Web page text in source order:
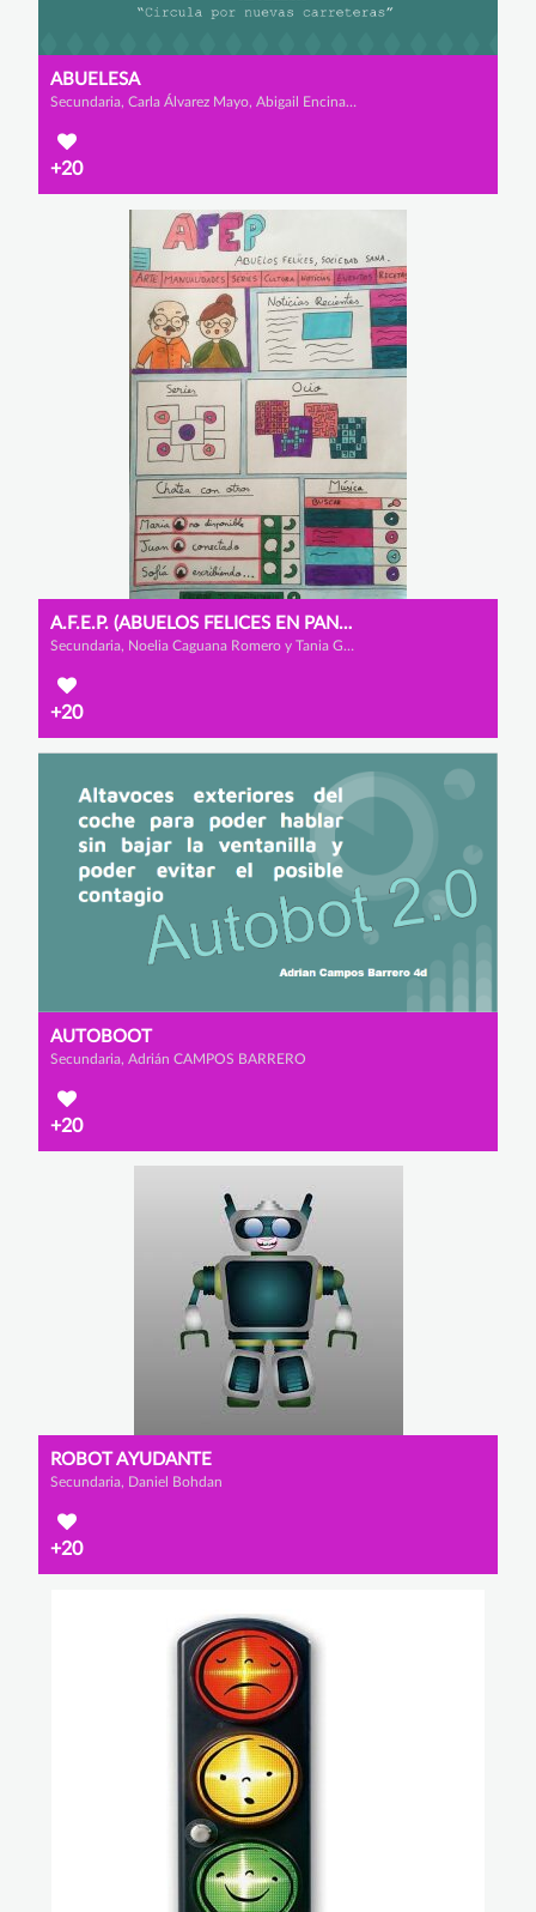
ABUELESA
Secundaria, Carla Álvarez Mayo, Abigail Encinas Serrano y Lucía García del Prado
+20
A.F.E.P. (ABUELOS FELICES EN PANDEMIA)
Secundaria, Noelia Caguana Romero y Tania González Tantau
+20
AUTOBOOT
Secundaria, Adrián CAMPOS BARRERO
+20
ROBOT AYUDANTE
Secundaria, Daniel Bohdan
+20